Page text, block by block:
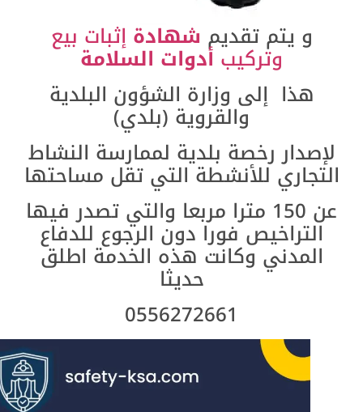
و يتم تقديمشهادةإثبات بيع
وتركيبأدوات السلامة
هذا إلى وزارة الشؤون البلدية
والقروية (بلدي)
لإصدار رخصة بلدية لممارسة النشاط
التجاري للأنشطة التي تقل مساحتها
عن 150 مترا مربعا والتي تصدر فيها
التراخيص فورا دون الرجوع للدفاع
المدني وكانت هذه الخدمة اطلق
حديثا
0556272661